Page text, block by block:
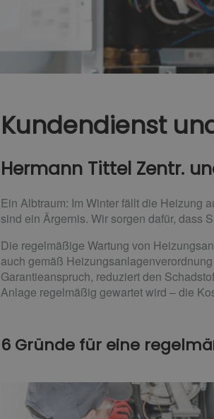
Kundendienst
Hermann Tittel Zentr.
Ein Albtraum: Im Winter fällt die Heizung
sind ein Ärgernis. Wir sorgen dafür, dass
Die regelmäßige Wartung von
auch gemäß
Garantieanspruch, reduziert den
Anlage regelmäßig gewartet wird – die
6 Gründe für eine